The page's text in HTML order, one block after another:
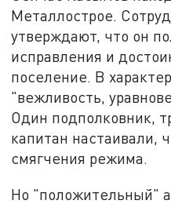
Металлострое.
утверждают, что он
исправления и
поселение. В
"вежливость,
Один подполковник,
капитан настаивали,
смягчения режима.
Но "положительный"